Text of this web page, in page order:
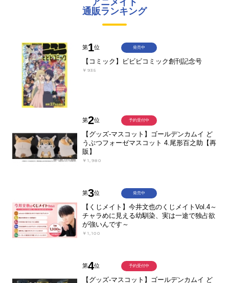
アニメイト
通販ランキング
第1位
【コミック】ビビビコミック創刊記念号
￥935
発売中
第2位
【グッズ-マスコット】ゴールデンカムイ ど
うぶつフォーゼマスコット 4.尾形百之助【再
販】
￥1,980
予約受付中
第3位
【くじメイト】今井文也のくじメイトVol.4～
チャラめに見える幼馴染、実は一途で独占欲
が強いんです～
￥1,100
発売中
第4位
【グッズ-マスコット】ゴールデンカムイ ど
予約受付中